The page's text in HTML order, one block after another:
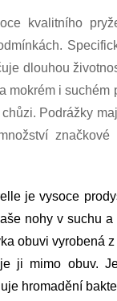
kvalitního
dlouhou
mokrém i suchém
Podrážky
je vysoce
nohy v suchu
obuvi vyrobená
ji mimo obuv.
hromadění